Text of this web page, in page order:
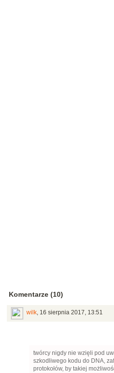
Komentarze (10)
wilk, 16 sierpnia 2017, 13:51
twórcy nigdy nie wzięli pod
szkodliwego kodu do DNA,
protokołów, by takiej